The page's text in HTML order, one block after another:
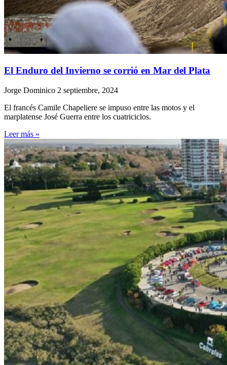
El Enduro del Invierno se corrió en Mar del Plata
Jorge Dominico 2 septiembre, 2024
El francés Camile Chapeliere se impuso entre las motos y el
marplatense José Guerra entre los cuatriciclos.
Leer más »